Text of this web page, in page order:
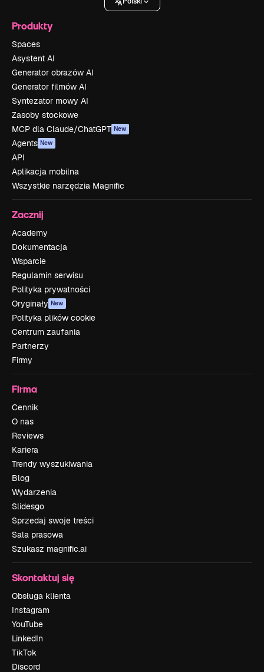
Produkty
Spaces
Asystent AI
Generator obrazów AI
Generator filmów AI
Syntezator mowy AI
Zasoby stockowe
MCP dla Claude/ChatGPT New
Agents New
API
Aplikacja mobilna
Wszystkie narzędzia Magnific
Zacznij
Academy
Dokumentacja
Wsparcie
Regulamin serwisu
Polityka prywatności
Oryginały New
Polityka plików cookie
Centrum zaufania
Partnerzy
Firmy
Firma
Cennik
O nas
Reviews
Kariera
Trendy wyszukiwania
Blog
Wydarzenia
Slidesgo
Sprzedaj swoje treści
Sala prasowa
Szukasz magnific.ai
Skontaktuj się
Obsługa klienta
Instagram
YouTube
LinkedIn
TikTok
Discord